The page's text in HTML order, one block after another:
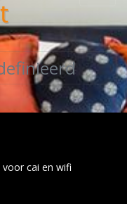
cai en wifi